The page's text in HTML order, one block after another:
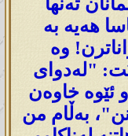
هەیە بە
وە
"لەدوای
و ئێوە خاوەن
بەڵام من